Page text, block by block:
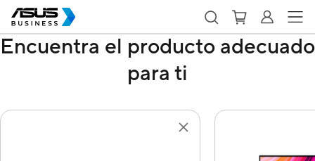
Encuentra el producto adecuado
para ti